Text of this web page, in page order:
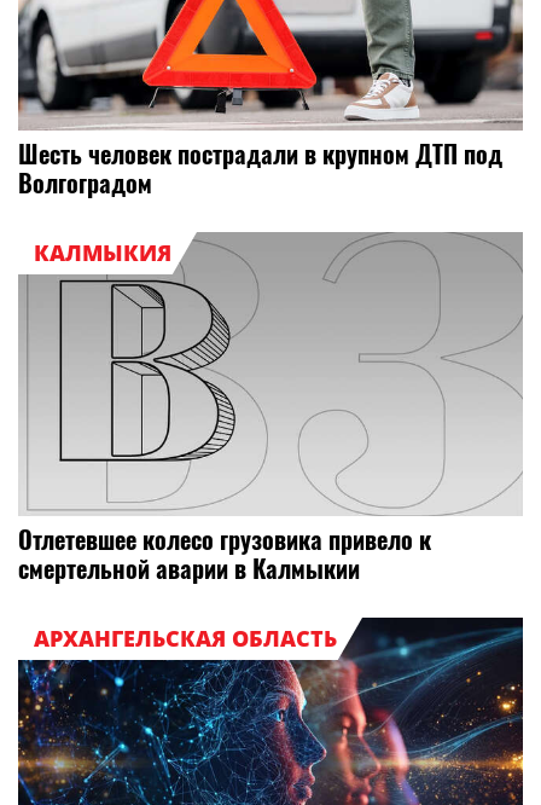
Шесть человек пострадали в крупном ДТП под
Волгоградом
КАЛМЫКИЯ
Отлетевшее колесо грузовика привело к
смертельной аварии в Калмыкии
АРХАНГЕЛЬСКАЯ ОБЛАСТЬ